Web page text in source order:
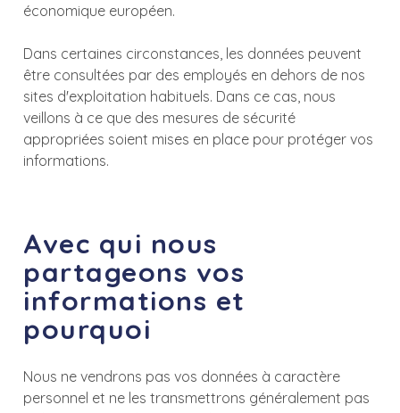
économique européen.
Dans certaines circonstances, les données peuvent
être consultées par des employés en dehors de nos
sites d'exploitation habituels. Dans ce cas, nous
veillons à ce que des mesures de sécurité
appropriées soient mises en place pour protéger vos
informations.
Avec qui nous
partageons vos
informations et
pourquoi
Nous ne vendrons pas vos données à caractère
personnel et ne les transmettrons généralement pas